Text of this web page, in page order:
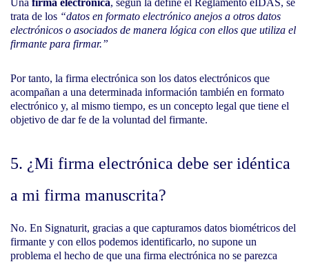
trata de los “datos en formato electrónico anejos a otros datos
electrónicos o asociados de manera lógica con ellos que utiliza el
firmante para firmar.”
Por tanto, la firma electrónica son los datos electrónicos que
acompañan a una determinada información también en formato
electrónico y, al mismo tiempo, es un concepto legal que tiene el
objetivo de dar fe de la voluntad del firmante.
5. ¿Mi firma electrónica debe ser idéntica
a mi firma manuscrita?
No. En Signaturit, gracias a que capturamos datos biométricos del
firmante y con ellos podemos identificarlo, no supone un
problema el hecho de que una firma electrónica no se parezca